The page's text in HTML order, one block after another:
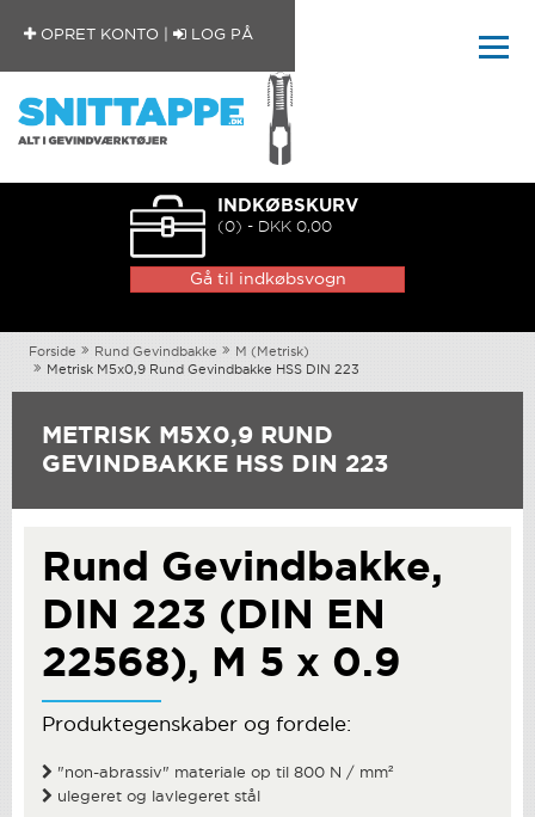
OPRET KONTO LOG PÅ
INDKØBSKURV
(0) - DKK 0,00
Gå til indkøbsvogn
Forside Rund Gevindbakke
M (Metrisk)
Metrisk M5x0,9 Rund Gevindbakke HSS DIN 223
METRISK M5X0,9 RUND
GEVINDBAKKE HSS DIN 223
Rund Gevindbakke,
DIN 223 (DIN EN
22568), M 5 x 0.9
Produktegenskaber og fordele:
"non-abrassiv" materiale op til 800 N / mm²
ulegeret og lavlegeret stål